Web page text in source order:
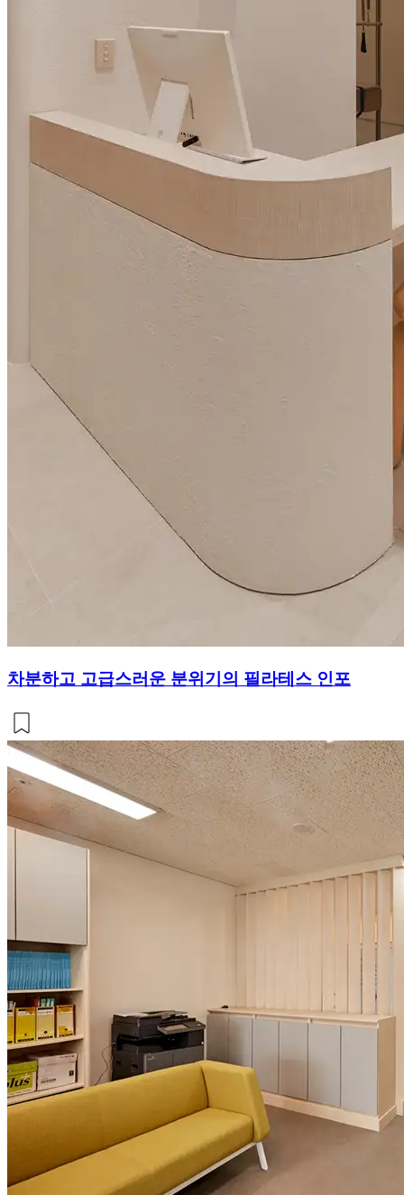
차분하고 고급스러운 분위기의 필라테스 인포